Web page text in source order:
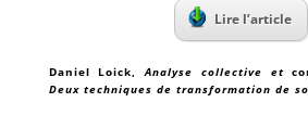
Lire l’article
Daniel Loick,Analyse collective et
Deux techniques de transformation de